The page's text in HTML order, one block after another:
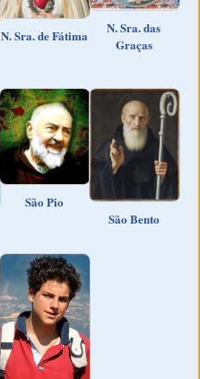
N. Sra. de Fátima
N. Sra. das
Graças
São Pio
São Bento